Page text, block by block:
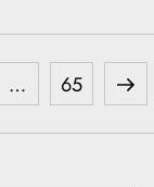
… Page
65
Next